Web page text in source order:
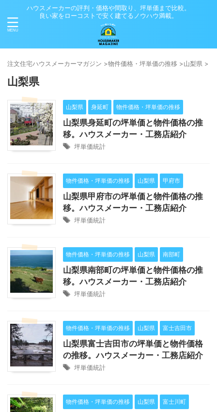
ハウスメーカーの評判・価格や間取り、坪単価まで比較。
良い家をローコストで安く建てるノウハウ満載。
注⽂住宅ハウスメーカーマガジン >物件価格・坪単価の推移 >山梨県 >
山梨県
山梨県 身延町 物件価格・坪単価の推移
山梨県身延町の坪単価と物件価格の推
移。ハウスメーカー・工務店紹介
坪単価統計
物件価格・坪単価の推移 山梨県 甲府市
山梨県甲府市の坪単価と物件価格の推
移。ハウスメーカー・工務店紹介
坪単価統計
物件価格・坪単価の推移 山梨県 南部町
山梨県南部町の坪単価と物件価格の推
移。ハウスメーカー・工務店紹介
坪単価統計
物件価格・坪単価の推移 山梨県 富士吉田市
山梨県富士吉田市の坪単価と物件価格
の推移。ハウスメーカー・工務店紹介
坪単価統計
物件価格・坪単価の推移 山梨県 富士川町